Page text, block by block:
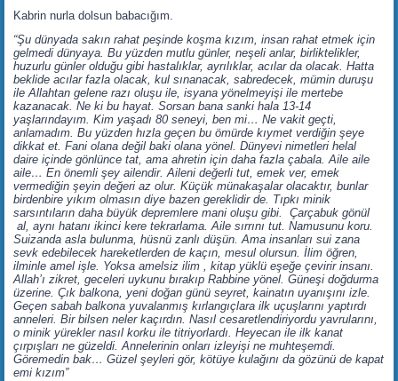
Kabrin nurla dolsun babacığım.
“Şu dünyada sakın rahat peşinde koşma kızım, insan rahat etmek için
gelmedi dünyaya. Bu yüzden mutlu günler, neşeli anlar, birliktelikler,
huzurlu günler olduğu gibi hastalıklar, ayrılıklar, acılar da olacak. Hatta
beklide acılar fazla olacak, kul sınanacak, sabredecek, mümin duruşu
ile Allahtan gelene razı oluşu ile, isyana yönelmeyişi ile mertebe
kazanacak. Ne ki bu hayat. Sorsan bana sanki hala 13-14
yaşlarındayım. Kim yaşadı 80 seneyi, ben mi… Ne vakit geçti,
anlamadım. Bu yüzden hızla geçen bu ömürde kıymet verdiğin şeye
dikkat et. Fani olana değil baki olana yönel. Dünyevi nimetleri helal
daire içinde gönlünce tat, ama ahretin için daha fazla çabala. Aile aile
aile… En önemli şey ailendir. Aileni değerli tut, emek ver, emek
vermediğin şeyin değeri az olur. Küçük münakaşalar olacaktır, bunlar
birdenbire yıkım olmasın diye bazen gereklidir de. Tıpkı minik
sarsıntıların daha büyük depremlere mani oluşu gibi. Çarçabuk gönül
al, aynı hatanı ikinci kere tekrarlama. Aile sırrını tut. Namusunu koru.
Suizanda asla bulunma, hüsnü zanlı düşün. Ama insanları sui zana
sevk edebilecek hareketlerden de kaçın, mesul olursun. İlim öğren,
ilminle amel işle. Yoksa amelsiz ilim , kitap yüklü eşeğe çevirir insanı.
Allah’ı zikret, geceleri uykunu bırakıp Rabbine yönel. Güneşi doğdurma
üzerine. Çık balkona, yeni doğan günü seyret, kainatın uyanışını izle.
Geçen sabah balkona yuvalanmış kırlangıçlara ilk uçuşlarını yaptırdı
anneleri. Bir bilsen neler kaçırdın. Nasıl cesaretlendiriyordu yavrularını,
o minik yürekler nasıl korku ile titriyorlardı. Heyecan ile ilk kanat
çırpışları ne güzeldi. Annelerinin onları izleyişi ne muhteşemdi.
Göremedin bak… Güzel şeyleri gör, kötüye kulağını da gözünü de kapat
emi kızım”